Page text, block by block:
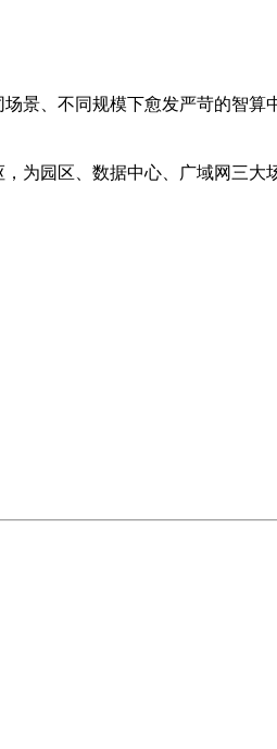
景、不同规模下愈发严苛的智
为园区、数据中心、广域网三